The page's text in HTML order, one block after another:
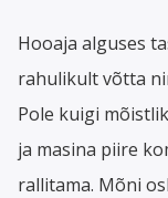
Hooaja alguses
rahulikult võtta
Pole kuigi
ja masina piire
rallitama. Mõni